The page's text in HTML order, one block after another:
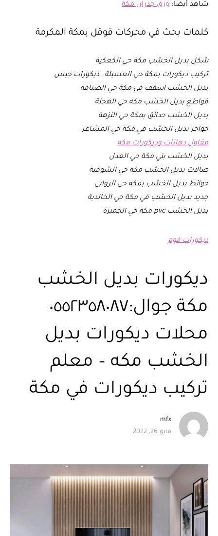
شاهد أيضا: ورق جدران مكة
كلمات بحث في محركات قوقل بمكة المكرمة
شكل بديل الخشب مكة حي الكعكية
تركيب ديكورات بمكة حي العسيلة , ديكورات جبس
بديل الخشب اسقف في مكة حي الضيافة
قواطع بديل الخشب مكه حي الهجلة
بديل الخشب حدائق بمكة حي النزهة
حواجز بديل الخشب في مكة حي المشاعر
مقاول دهانات وديكورات مكه
بديل الخشب بني مكة حي العدل
صالات بديل الخشب مكه حي الشوقية
حوائط بديل الخشب بمكه حي الروابي
جديد بديل الخشب في مكة حي الخالدية
بديل الخشب pvc مكة حي الجميزة
ديكورات فوم
ديكورات بديل الخشب
مكة جوال:٠٥٥٢٣٥٨٠٨٧
محلات ديكورات بديل
الخشب مكه – معلم
تركيب ديكورات في مكة
mfx
مايو 26, 2022